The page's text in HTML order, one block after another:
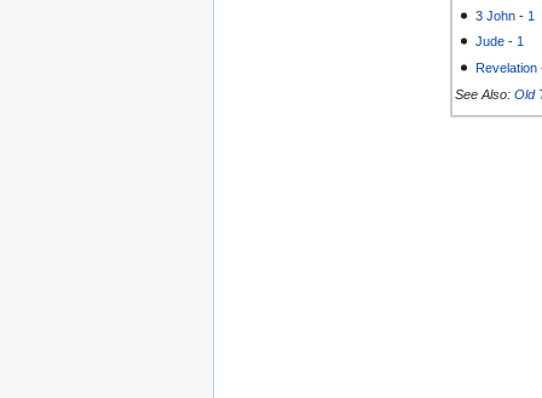
3 John - 1
Jude -1
Revelation
See Also: Old